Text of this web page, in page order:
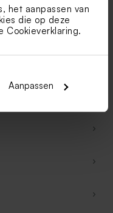
het aanpassen van
die op deze
Cookieverklaring.
Aanpassen